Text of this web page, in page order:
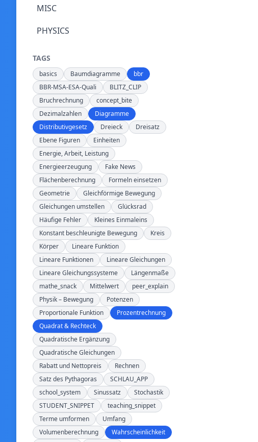
MISC
PHYSICS
TAGS
basics Baumdiagramme
bbr
BBR-MSA-ESA-Quali
BLITZ_CLIP
Bruchrechnung
concept_bite
Dezimalzahlen
Diagramme
Distributivgesetz
Dreieck
Dreisatz
Ebene Figuren
Einheiten
Energie, Arbeit, Leistung
Energieerzeugung
Fake News
Flächenberechnung
Formeln einsetzen
Geometrie
Gleichförmige Bewegung
Gleichungen umstellen
Glücksrad
Häufige Fehler
Kleines Einmaleins
Konstant beschleunigte Bewegung
Kreis
Körper
Lineare Funktion
Lineare Funktionen
Lineare Gleichungen
Lineare Gleichungssysteme
Längenmaße
mathe_snack
Mittelwert
peer_explain
Physik – Bewegung
Potenzen
Proportionale Funktion
Prozentrechnung
Quadrat & Rechteck
Quadratische Ergänzung
Quadratische Gleichungen
Rabatt und Nettopreis
Rechnen
Satz des Pythagoras
SCHLAU_APP
school_system
Sinussatz
Stochastik
STUDENT_SNIPPET
teaching_snippet
Terme umformen
Umfang
Volumenberechnung
Wahrscheinlichkeit